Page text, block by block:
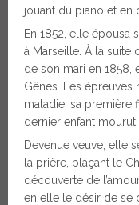
jouant du piano et en
En 1852, elle épousa
à Marseille. À la suite
de son mari en 1858,
Gênes. Les épreuves
maladie, sa première
dernier enfant mourut.
Devenue veuve, elle
la prière, plaçant le
découverte de
en elle le désir de se